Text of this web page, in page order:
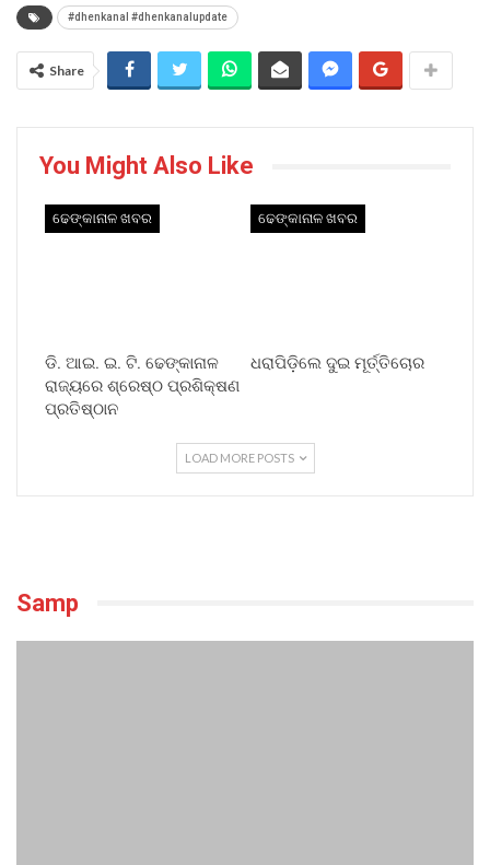
#dhenkanal #dhenkanalupdate
Share
You Might Also Like
ଢେଙ୍କାନାଳ ଖବର
ଡି. ଆଇ. ଇ. ଟି. ଢେଙ୍କାନାଳ
ରାଜ୍ୟରେ ଶ୍ରେଷ୍ଠ ପ୍ରଶିକ୍ଷଣ
ପ୍ରତିଷ୍ଠାନ
ଢେଙ୍କାନାଳ ଖବର
ଧରାପିଡ଼ିଲେ ଦୁଇ ମୂର୍ତ୍ତିଚୋର
LOAD MORE POSTS
Samp